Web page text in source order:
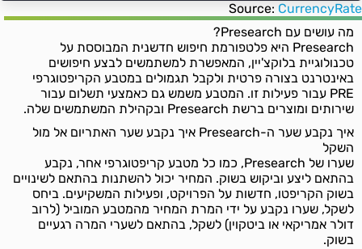
Source: CurrencyRate
מה עושים עם Presearch?
Presearch היא פלטפורמת חיפוש חדשנית המבוססת על
טכנולוגיית בלוקצ'יין, המאפשרת למשתמשים לבצע חיפושים
באינטרנט בצורה פרטית ולקבל תגמולים במטבע הקריפטוגרפי
PRE עבור פעילות זו. המטבע משמש גם כאמצעי תשלום עבור
שירותים ומוצרים ברשת Presearch ובקהילת המשתמשים שלה.
איך נקבע שער ה-Presearch איך נקבע שער האתריום אל מול
השקל
שערו של Presearch, כמו כל מטבע קריפטוגרפי אחר, נקבע
בהתאם ליצע וביקוש בשוק. המחיר יכול להשתנות בהתאם לשינויים
בשוק הקריפטו, חדשות על הפרויקט, ופעילות המשקיעים. ביחס
לשקל, שערו נקבע על ידי המרת המחיר מהמטבע המוביל (לרוב
דולר אמריקאי או ביטקוין) לשקל, בהתאם לשערי המרה רגעיים
בשוק.